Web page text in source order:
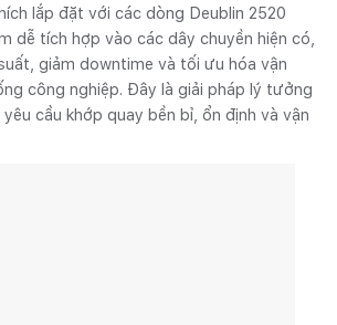
lắp đặt với các dòng Deublin 2520
dễ tích hợp vào các dây chuyền hiện có,
giảm downtime và tối ưu hóa vận
công nghiệp. Đây là giải pháp lý tưởng
cầu khớp quay bền bỉ, ổn định và vận